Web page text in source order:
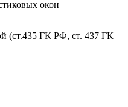
окон
(ст.435 ГК РФ, cт. 437 ГК